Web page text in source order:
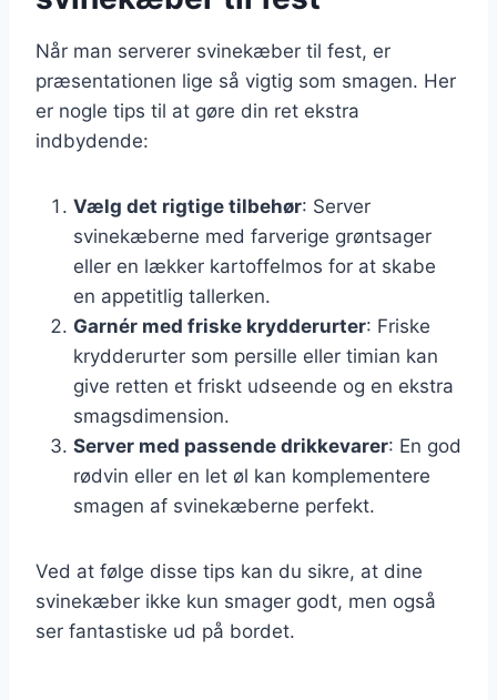
Når man serverer svinekæber til fest, er
præsentationen lige så vigtig som smagen. Her
er nogle tips til at gøre din ret ekstra
indbydende:
Vælg det rigtige tilbehør: Server
svinekæberne med farverige grøntsager
eller en lækker kartoffelmos for at skabe
en appetitlig tallerken.
Garnér med friske krydderurter: Friske
krydderurter som persille eller timian kan
give retten et friskt udseende og en ekstra
smagsdimension.
Server med passende drikkevarer: En god
rødvin eller en let øl kan komplementere
smagen af svinekæberne perfekt.
Ved at følge disse tips kan du sikre, at dine
svinekæber ikke kun smager godt, men også
ser fantastiske ud på bordet.